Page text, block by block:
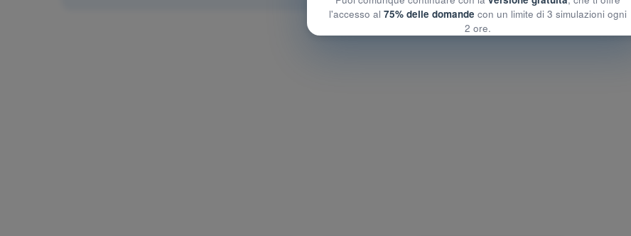
l'accesso al 75% delle domande con un limite di 3 simulazioni ogni
2 ore.